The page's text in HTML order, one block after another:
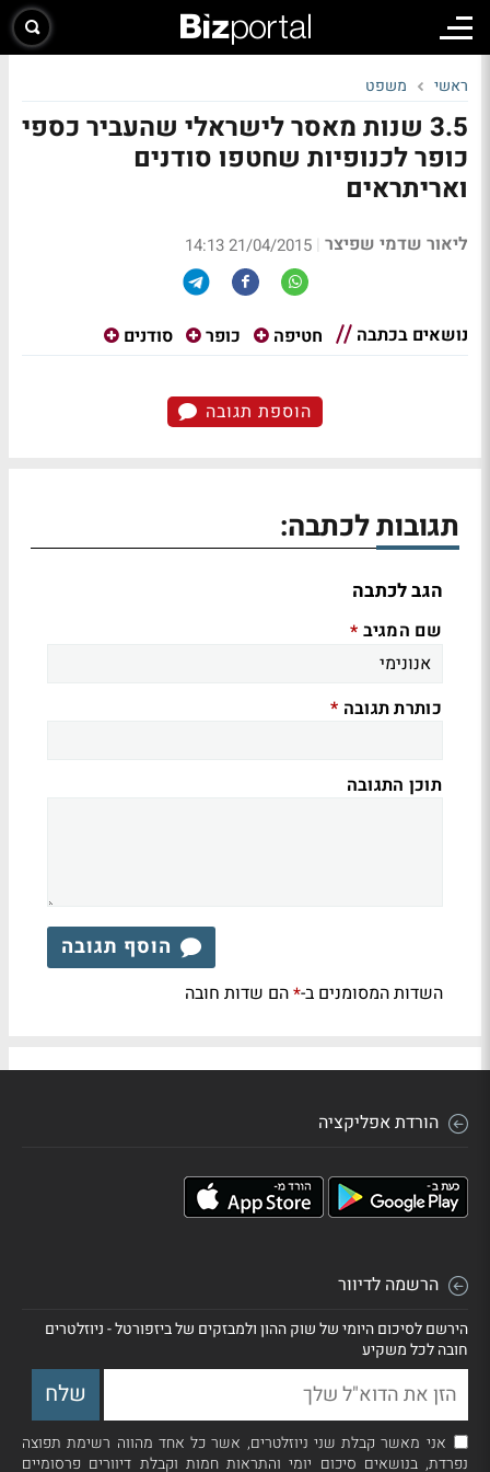
ראשי משפט
3.5 שנות מאסר לישראלי שהעביר כספי
כופר לכנופיות שחטפו סודנים
ואריתראים
ליאור שדמי שפיצר |
21/04/2015 14:13
נושאים בכתבה חטיפה כופר סודנים
הוספת תגובה
תגובות לכתבה:
הגב לכתבה
שם המגיב *
כותרת תגובה *
תוכן התגובה
הוסף תגובה
השדות המסומנים ב-*הם שדות חובה
הורדת אפליקציה
הרשמה לדיוור
הירשם לסיכום היומי של שוק ההון ולמבזקים של ביזפורטל - ניוזלטרים
חובה לכל משקיע
אני מאשר קבלת שני ניוזלטרים, אשר כל אחד מהווה רשימת תפוצה
נפרדת, בנושאים סיכום יומי והתראות חמות וקבלת דיוורים פרסומיים